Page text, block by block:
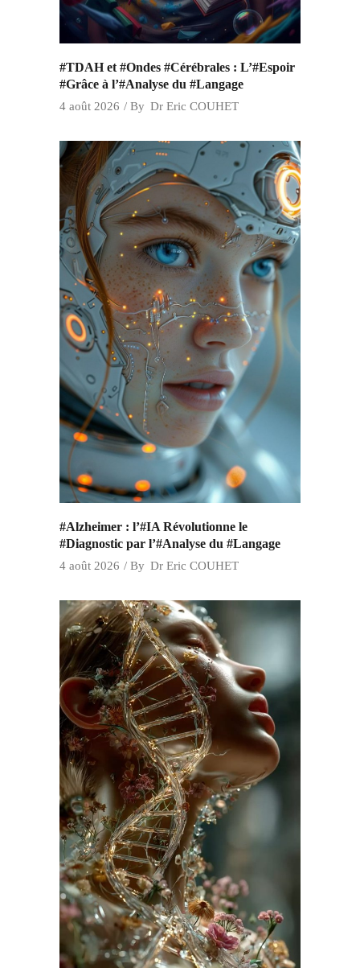
#TDAH et #Ondes #Cérébrales : L’#Espoir
#Grâce à l’#Analyse du #Langage
4 août 2026 By Dr Eric COUHET
#Alzheimer : l’#IA Révolutionne le
#Diagnostic par l’#Analyse du #Langage
4 août 2026 By Dr Eric COUHET